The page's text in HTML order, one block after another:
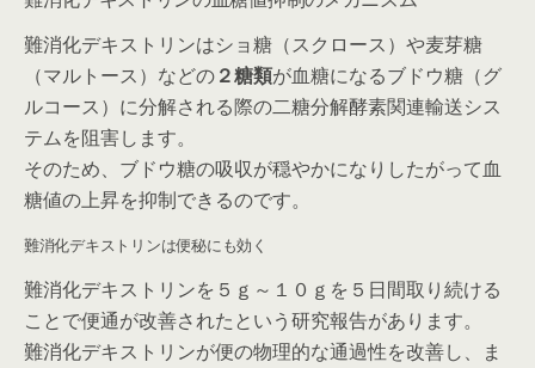
難消化デキストリンはショ糖（スクロース）や麦芽糖
（マルトース）などの２糖類が血糖になるブドウ糖（グ
ルコース）に分解される際の二糖分解酵素関連輸送シス
テムを阻害します。
そのため、ブドウ糖の吸収が穏やかになりしたがって血
糖値の上昇を抑制できるのです。
難消化デキストリンは便秘にも効く
難消化デキストリンを５ｇ～１０ｇを５日間取り続ける
ことで便通が改善されたという研究報告があります。
難消化デキストリンが便の物理的な通過性を改善し、ま